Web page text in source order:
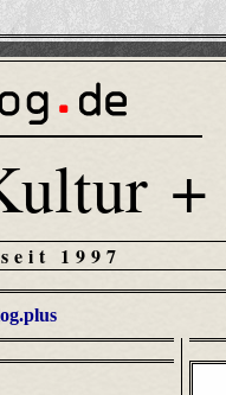
+
1997